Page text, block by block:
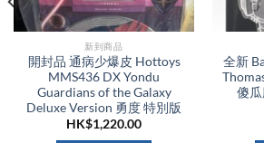
新到商品​
開封品 通病少爆皮 Hottoys
MMS436 DX Yondu
Guardians of the Galaxy
Deluxe Version 勇度 特別版
HK$1,220.00
全新
傻